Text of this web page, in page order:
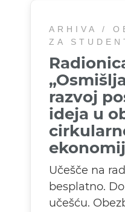
ARHIVA /
ZA
razvoj
ideja u
Učešče na
besplatno.
učešću.